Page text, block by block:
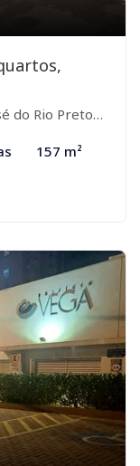
Rio Preto-SP
157 m²